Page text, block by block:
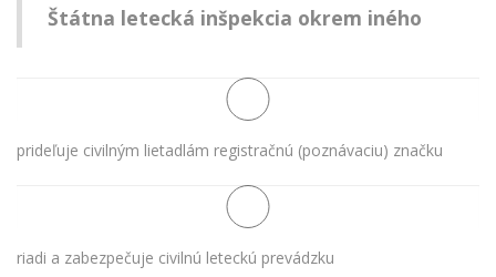
Štátna letecká inšpekcia okrem iného
prideľuje civilným lietadlám registračnú (poznávaciu) značku
riadi a zabezpečuje civilnú leteckú prevádzku